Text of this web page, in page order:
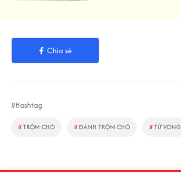
Chia sẻ
#Hashtag
#TRỘM CHÓ #ĐÁNH TRỘM CHÓ #TỬ VONG